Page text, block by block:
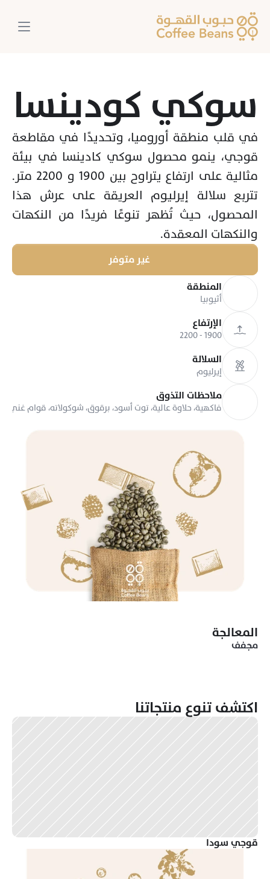
سوكي كودينسا
والنكهات المعقدة.
غير متوفر
المنطقة
أثيوبيا
الإرتفاع
1900 - 2200
السلالة
إيرليوم
ملاحظات التذوق
فاكهية، حلاوة عالية، توت أسود، برقوق، شوكولاته، قوام غني
المعالجة
مجفف
اكتشف تنوع منتجاتنا
قوجي سودا